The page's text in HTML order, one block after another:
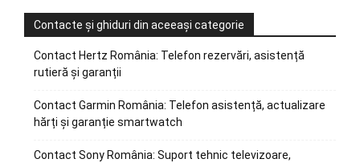
Contacte și ghiduri din aceeași categorie
Contact Hertz România: Telefon rezervări, asistență
rutieră și garanții
Contact Garmin România: Telefon asistență, actualizare
hărți și garanție smartwatch
Contact Sony România: Suport tehnic televizoare,